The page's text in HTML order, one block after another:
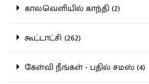
காலவெளியில் காந்தி (2)
கூட்டாட்சி (262)
கேள்வி நீங்கள் - பதில் சமஸ் (4)